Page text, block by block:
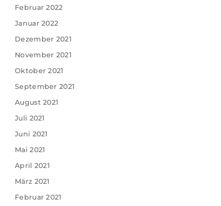
Februar 2022
Januar 2022
Dezember 2021
November 2021
Oktober 2021
September 2021
August 2021
Juli 2021
Juni 2021
Mai 2021
April 2021
März 2021
Februar 2021